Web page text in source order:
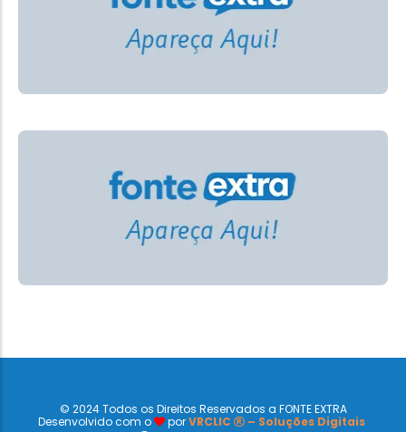
© 2024 Todos os Direitos Reservados a FONTE EXTRA
Desenvolvido com o
porVRCLIC – Soluções Digitais